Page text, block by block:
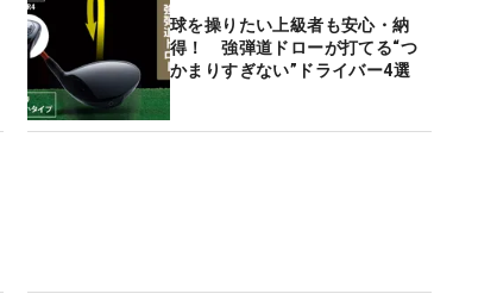
球を操りたい上級者も安心・納
得！ 強弾道ドローが打てる“つ
かまりすぎない”ドライバー4選